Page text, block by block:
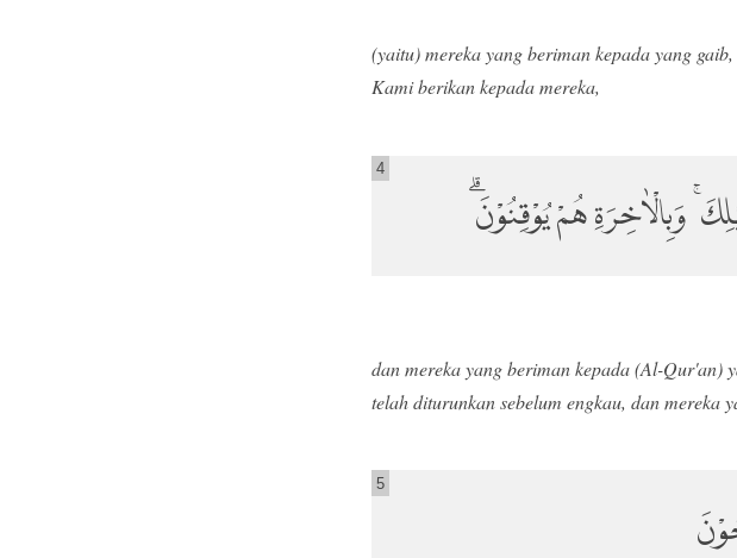
(yaitu) mereka yang beriman kepada yang
Kami berikan kepada mereka,
وَبِالْاٰخِرَةِ هُمْ يُوْقِنُوْنَۗ
4
dan mereka yang beriman kepada (Al-Qur'an)
telah diturunkan sebelum engkau, dan mereka
5